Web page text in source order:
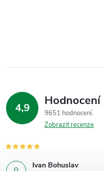
4,9 Hodnocení
9651 hodnocení
Zobrazit recenze
Ivan Bohuslav